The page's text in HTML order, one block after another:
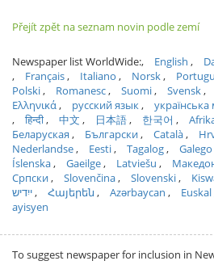
Přejít zpět na seznam novin podle zemí
Newspaper list WorldWide: English
Français
Italiano Norsk
Polski
Romanesc Suomi Svensk
Ελληνικά
русский язык
हिन्दी
中文 日本語 한국어
Беларуская
Български Català
Nederlandse
Eesti Tagalog Galego
Íslenska
Gaeilge Latviešu
Српски
Slovenčina Slovenski
ייִדיש
Հայերեն Azərbaycan Euskal
ayisyen
To suggest newspaper for inclusion in